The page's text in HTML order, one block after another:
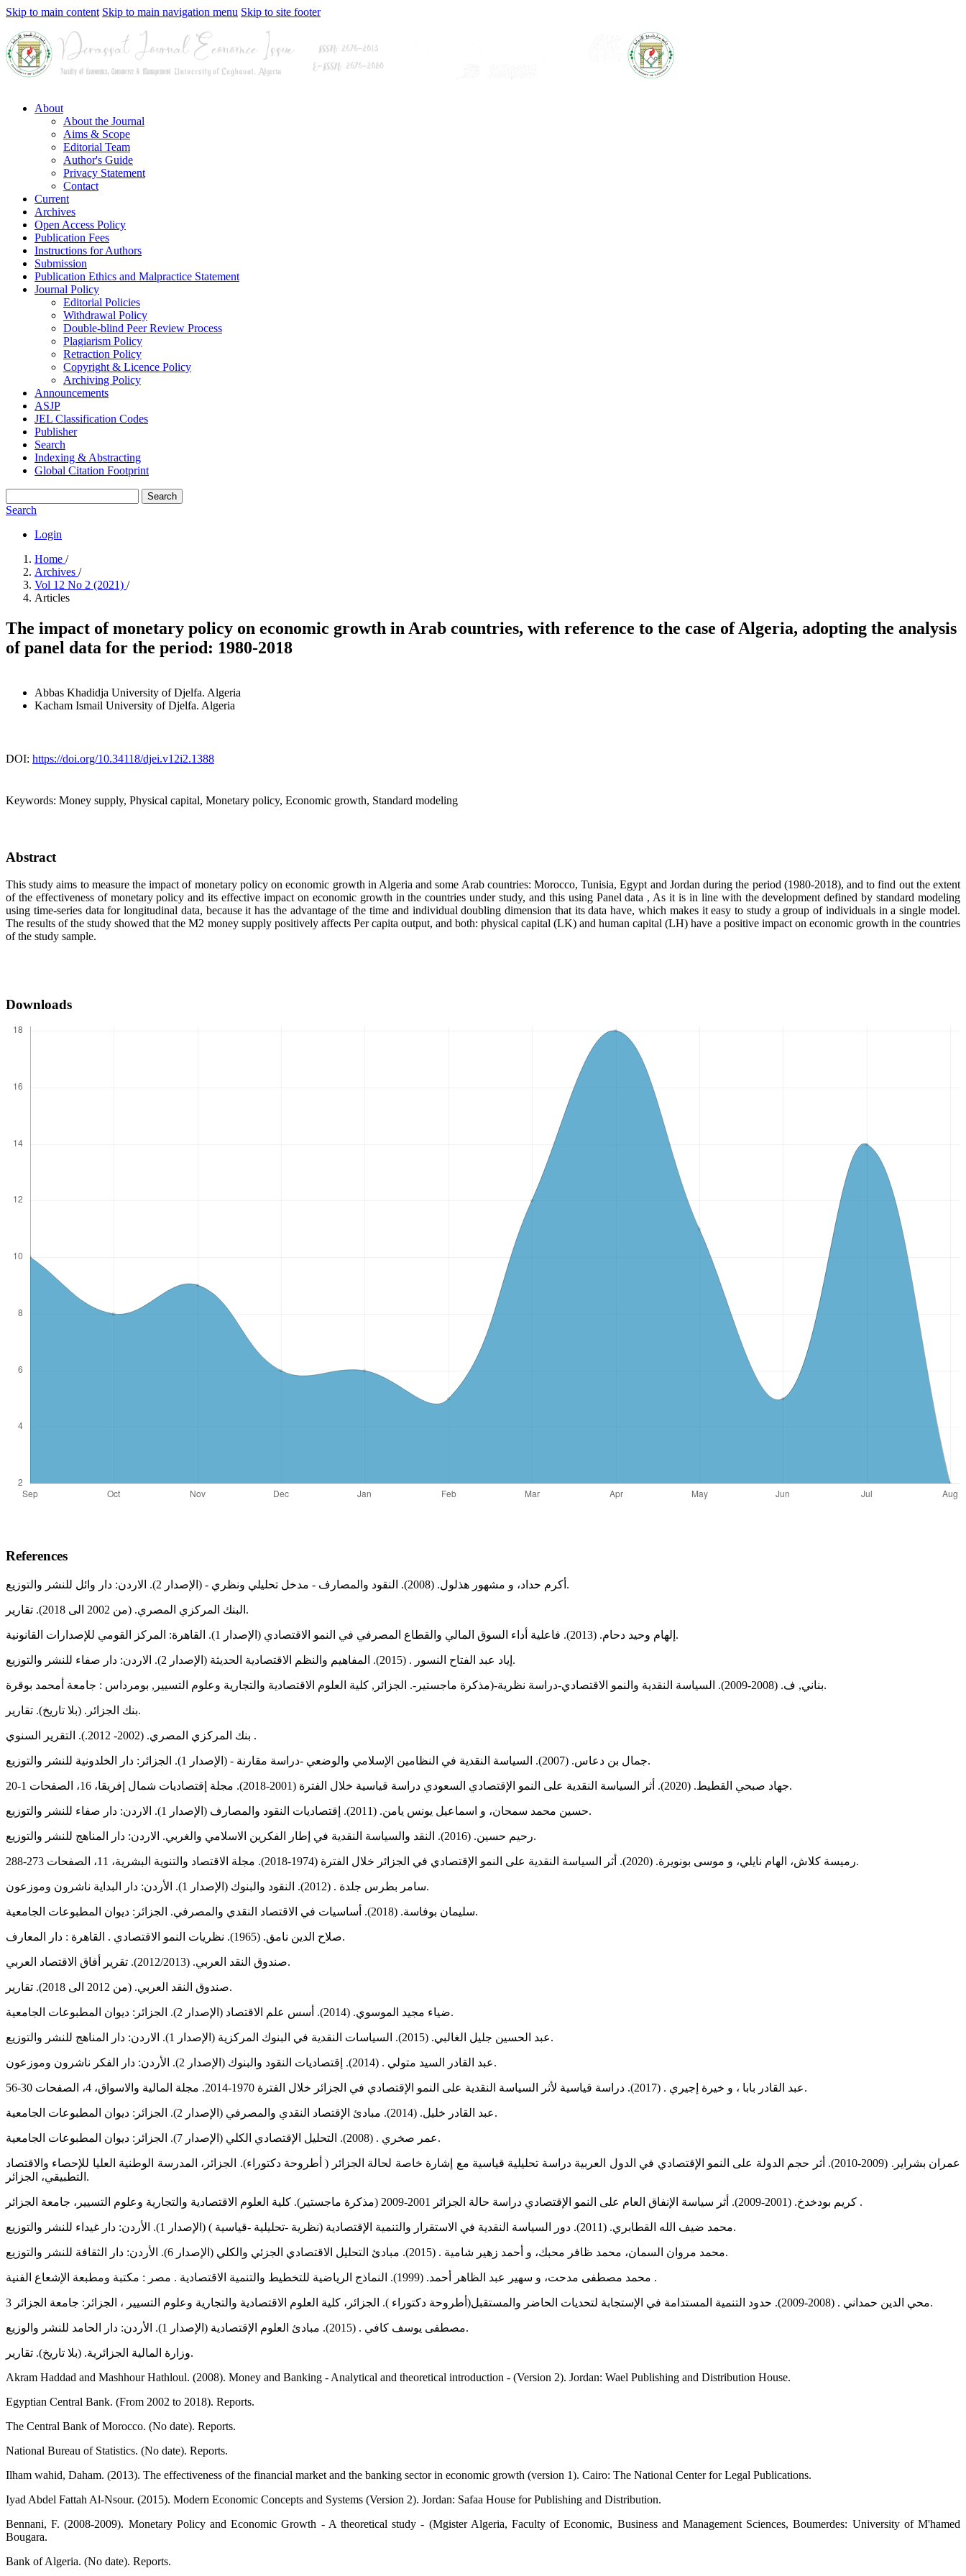
Skip to main content Skip to main navigation menu Skip to site footer
About
About the Journal
Aims & Scope
Editorial Team
Author's Guide
Privacy Statement
Contact
Current
Archives
Open Access Policy
Publication Fees
Instructions for Authors
Submission
Publication Ethics and Malpractice Statement
Journal Policy
Editorial Policies
Withdrawal Policy
Double-blind Peer Review Process
Plagiarism Policy
Retraction Policy
Copyright & Licence Policy
Archiving Policy
Announcements
ASJP
JEL Classification Codes
Publisher
Search
Indexing & Abstracting
Global Citation Footprint
Search
Search
Login
Home /
Archives /
Vol 12 No 2 (2021) /
Articles
The impact of monetary policy on economic growth in Arab countries, with reference to the case of Algeria, adopting the analysis
of panel data for the period: 1980-2018
Abbas Khadidja University of Djelfa. Algeria
Kacham Ismail University of Djelfa. Algeria
DOI: https://doi.org/10.34118/djei.v12i2.1388
Keywords: Money supply, Physical capital, Monetary policy, Economic growth, Standard modeling
Abstract
This study aims to measure the impact of monetary policy on economic growth in Algeria and some Arab countries: Morocco, Tunisia, Egypt and Jordan during the period (1980-2018), and to find out the extent
of the effectiveness of monetary policy and its effective impact on economic growth in the countries under study, and this using Panel data , As it is in line with the development defined by standard modeling
using time-series data for longitudinal data, because it has the advantage of the time and individual doubling dimension that its data have, which makes it easy to study a group of individuals in a single model.
The results of the study showed that the M2 money supply positively affects Per capita output, and both: physical capital (LK) and human capital (LH) have a positive impact on economic growth in the countries
of the study sample.
Downloads
References
أكرم حداد، و مشهور هذلول. (2008). النقود والمصارف - مدخل تحليلي ونظري - (الإصدار 2). الاردن: دار وائل للنشر والتوزيع.
البنك المركزي المصري. (من 2002 الى 2018). تقارير.
إلهام وحيد دحام. (2013). فاعلية أداء السوق المالي والقطاع المصرفي في النمو الاقتصادي (الإصدار 1). القاهرة: المركز القومي للإصدارات القانونية.
إياد عبد الفتاح النسور . (2015). المفاهيم والنظم الاقتصادية الحديثة (الإصدار 2). الاردن: دار صفاء للنشر والتوزيع.
بناني, ف. (2008-2009). السياسة النقدية والنمو الاقتصادي-دراسة نظرية-(مذكرة ماجستير-. الجزائر, كلية العلوم الاقتصادية والتجارية وعلوم التسيير, بومرداس : جامعة أمحمد بوقرة.
بنك الجزائر. (بلا تاريخ). تقارير.
بنك المركزي المصري. (2002- 2012.). التقرير السنوي .
جمال بن دعاس. (2007). السياسة النقدية في النظامين الإسلامي والوضعي -دراسة مقارنة - (الإصدار 1). الجزائر: دار الخلدونية للنشر والتوزيع.
جهاد صبحي القطيط. (2020). أثر السياسة النقدية على النمو الإقتصادي السعودي دراسة قياسية خلال الفترة (2001-2018). مجلة إقتصاديات شمال إفريقا، 16، الصفحات 1-20.
حسين محمد سمحان، و اسماعيل يونس يامن. (2011). إقتصاديات النقود والمصارف (الإصدار 1). الاردن: دار صفاء للنشر والتوزيع.
رحيم حسين. (2016). النقد والسياسة النقدية في إطار الفكرين الاسلامي والغربي. الاردن: دار المناهج للنشر والتوزيع.
رميسة كلاش، الهام نايلي، و موسى بونويرة. (2020). أثر السياسة النقدية على النمو الإقتصادي في الجزائر خلال الفترة (1974-2018). مجلة الاقتصاد والتنوية البشرية، 11، الصفحات 273-288.
سامر بطرس جلدة . (2012). النقود والبنوك (الإصدار 1). الأردن: دار البداية ناشرون وموزعون.
سليمان بوفاسة. (2018). أساسيات في الاقتصاد النقدي والمصرفي. الجزائر: ديوان المطبوعات الجامعية.
صلاح الدين نامق. (1965). نظريات النمو الاقتصادي . القاهرة : دار المعارف.
صندوق النقد العربي. (2012/2013). تقرير أفاق الاقتصاد العربي.
صندوق النقد العربي. (من 2012 الى 2018). تقارير.
ضياء مجيد الموسوي. (2014). أسس علم الاقتصاد (الإصدار 2). الجزائر: ديوان المطبوعات الجامعية.
عبد الحسين جليل الغالبي. (2015). السياسات النقدية في البنوك المركزية (الإصدار 1). الاردن: دار المناهج للنشر والتوزيع.
عبد القادر السيد متولي . (2014). إقتصاديات النقود والبنوك (الإصدار 2). الأردن: دار الفكر ناشرون وموزعون.
عبد القادر بابا ، و خيرة إجيري . (2017). دراسة قياسية لأثر السياسة النقدية على النمو الإقتصادي في الجزائر خلال الفترة 1970-2014. مجلة المالية والاسواق، 4، الصفحات 30-56.
عبد القادر خليل. (2014). مبادئ الإقتصاد النقدي والمصرفي (الإصدار 2). الجزائر: ديوان المطبوعات الجامعية.
عمر صخري . (2008). التحليل الإقتصادي الكلي (الإصدار 7). الجزائر: ديوان المطبوعات الجامعية.
عمران بشراير. (2009-2010). أثر حجم الدولة على النمو الإقتصادي في الدول العربية دراسة تحليلية قياسية مع إشارة خاصة لحالة الجزائر ( أطروحة دكتوراء). الجزائر، المدرسة الوطنية العليا للإحصاء والاقتصاد
التطبيقي، الجزائر.
كريم بودخدخ. (2001-2009). أثر سياسة الإنفاق العام على النمو الإقتصادي دراسة حالة الجزائر 2001-2009 (مذكرة ماجستير). كلية العلوم الاقتصادية والتجارية وعلوم التسيير، جامعة الجزائر .
محمد ضيف الله القطابري. (2011). دور السياسة النقدية في الاستقرار والتنمية الإقتصادية (نظرية -تحليلية -قياسية ) (الإصدار 1). الأردن: دار غيداء للنشر والتوزيع.
محمد مروان السمان، محمد ظافر محبك، و أحمد زهير شامية . (2015). مبادئ التحليل الاقتصادي الجزئي والكلي (الإصدار 6). الأردن: دار الثقافة للنشر والتوزيع.
محمد مصطفى مدحت، و سهير عبد الظاهر أحمد. (1999). النماذج الرياضية للتخطيط والتنمية الاقتصادية . مصر : مكتبة ومطبعة الإشعاع الفنية .
محي الدين حمداني . (2008-2009). حدود التنمية المستدامة في الإستجابة لتحديات الحاضر والمستقبل(أطروحة دكتوراء ). الجزائر، كلية العلوم الاقتصادية والتجارية وعلوم التسيير ، الجزائر: جامعة الجزائر 3.
مصطفى يوسف كافي . (2015). مبادئ العلوم الإقتصادية (الإصدار 1). الأردن: دار الحامد للنشر والوزيع.
وزارة المالية الجزائرية. (بلا تاريخ). تقارير.
Akram Haddad and Mashhour Hathloul. (2008). Money and Banking - Analytical and theoretical introduction - (Version 2). Jordan: Wael Publishing and Distribution House.
Egyptian Central Bank. (From 2002 to 2018). Reports.
The Central Bank of Morocco. (No date). Reports.
National Bureau of Statistics. (No date). Reports.
Ilham wahid, Daham. (2013). The effectiveness of the financial market and the banking sector in economic growth (version 1). Cairo: The National Center for Legal Publications.
Iyad Abdel Fattah Al-Nsour. (2015). Modern Economic Concepts and Systems (Version 2). Jordan: Safaa House for Publishing and Distribution.
Bennani, F. (2008-2009). Monetary Policy and Economic Growth - A theoretical study - (Mgister Algeria, Faculty of Economic, Business and Management Sciences, Boumerdes: University of M'hamed
Bougara.
Bank of Algeria. (No date). Reports.